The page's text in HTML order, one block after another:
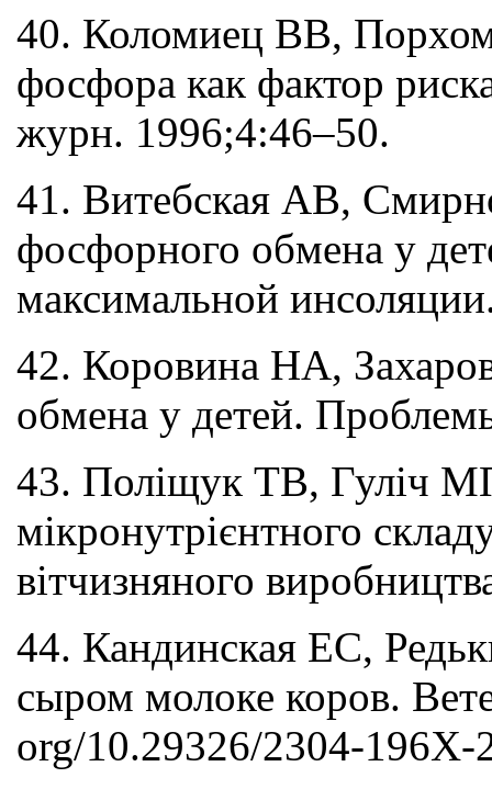
40. Коломиец ВВ,
фосфора как фактор
журн. 1996;4:46–50.
41. Витебская АВ,
фосфорного обмена у
максимальной
42. Коровина НА,
обмена у детей.
43. Поліщук ТВ, Гуліч
мікронутрієнтного
вітчизняного
44. Кандинская ЕС,
сыром молоке коров.
org/10.29326/2304-196X-